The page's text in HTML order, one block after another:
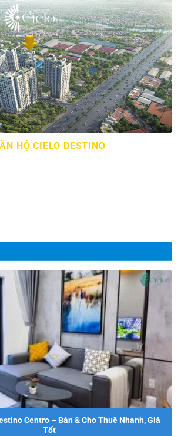
HỘ CIELO DESTINO
Centro – Bán & Cho Thuê Nhanh, Giá
Tốt